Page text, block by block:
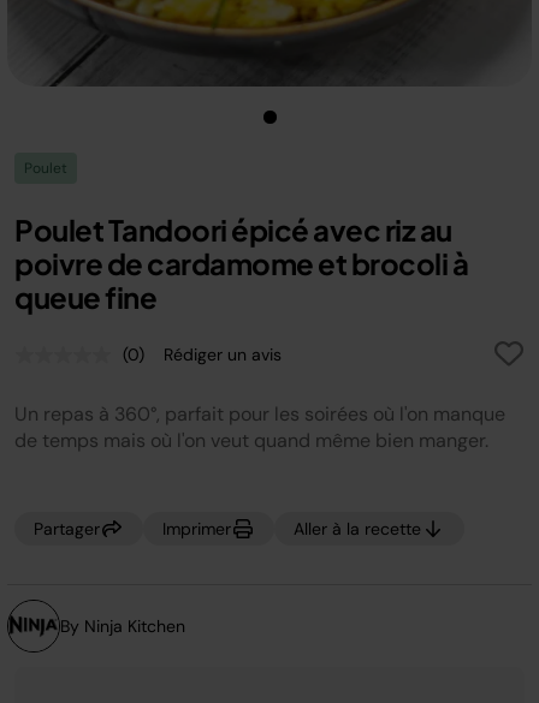
Poulet
Poulet Tandoori épicé avec riz au
poivre de cardamome et brocoli à
queue fine
Aucune
de
notation.
Lien
page.
(0) Rédiger un avis
Un repas à 360°, parfait pour les soirées où l'on manque
de temps mais où l'on veut quand même bien manger.
Partager Imprimer Aller à la recette
By Ninja Kitchen